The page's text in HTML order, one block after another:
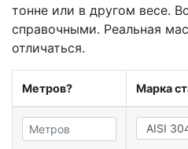
тонне или в другом весе.
справочными. Реальная
отличаться.
Метров? Марка